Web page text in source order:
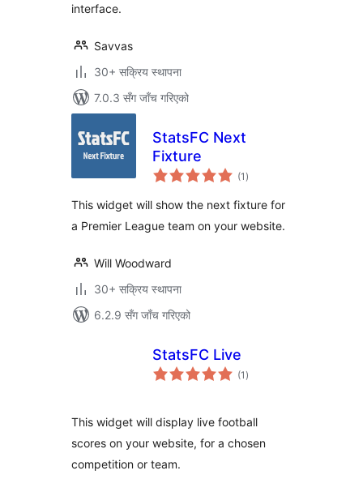
interface.
Savvas
30+ सक्रिय स्थापना
7.0.3 सँग जाँच गरिएको
StatsFC Next
Fixture
(1 कुल
रेटिङ्गहरू
)
This widget will show the next fixture for
a Premier League team on your website.
Will Woodward
30+ सक्रिय स्थापना
6.2.9 सँग जाँच गरिएको
StatsFC Live
(1 कुल
रेटिङ्गहरू
)
This widget will display live football
scores on your website, for a chosen
competition or team.